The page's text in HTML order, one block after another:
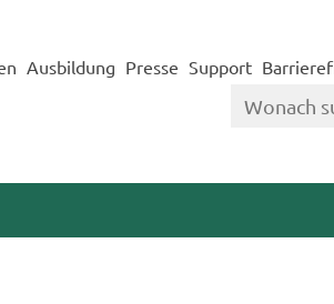
Ausbildung Presse Support